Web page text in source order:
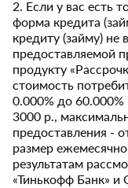
2. Если у вас есть
форма кредита
кредиту (займу) не
предоставляемой
продукту
стоимость
0.000% до
3000 р.,
предоставления -
размер
результатам
«Тинькофф Банк»